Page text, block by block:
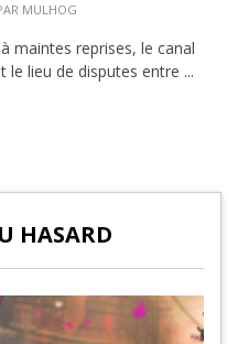
MULHOG
maintes reprises, le canal
le lieu de disputes entre ...
HASARD